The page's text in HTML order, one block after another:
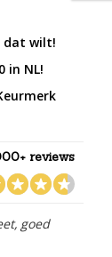
dat wilt!
in NL!
reviews
goed